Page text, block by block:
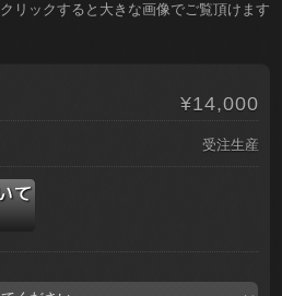
クリックすると大きな画像でご覧頂けます
¥14,000
受注生産